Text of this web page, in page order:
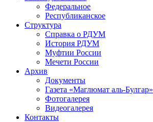
Федеральное
Республиканское
Структура
Справка о РДУМ
История РДУМ
Муфтии России
Мечети России
Архив
Документы
Газета «Маглюмат аль-Булгар»
Фотогалерея
Видеогалерея
Контакты